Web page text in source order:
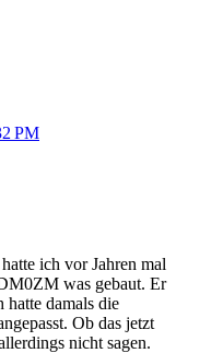
PM
ich vor Jahren mal
was gebaut. Er
hatte damals die
Ob das jetzt
nicht sagen.